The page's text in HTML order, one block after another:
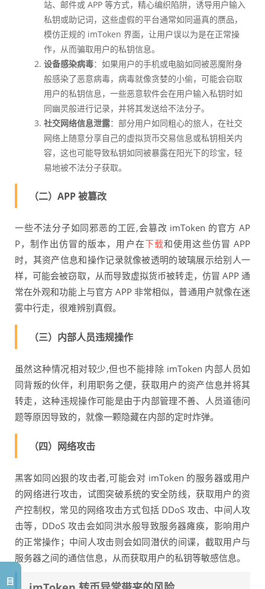
站、邮件或 APP 等方式，精心编织陷阱，诱导用户输入
私钥或助记词，这些虚假的平台通常如同逼真的赝品，
模仿正规的 imToken 界面，让用户误以为是在正常操
作，从而骗取用户的私钥信息。
设备感染病毒：如果用户的手机或电脑如同被恶魔附身
般感染了恶意病毒，病毒就像贪婪的小偷，可能会窃取
用户的私钥信息，一些恶意软件会在用户输入私钥时如
同幽灵般进行记录，并将其发送给不法分子。
社交网络信息泄露：部分用户如同粗心的旅人，在社交
网络上随意分享自己的虚拟货币交易信息或私钥相关内
容，这也可能导致私钥如同被暴露在阳光下的珍宝，轻
易地被不法分子获取。
（二）APP 被篡改
一些不法分子如同邪恶的工匠,会篡改 imToken 的官方 AP
P，制作出仿冒的版本，用户在下载和使用这些仿冒 APP
时，其资产信息和操作记录就像被透明的玻璃展示给别人一
样，可能会被窃取，从而导致虚拟货币被转走，仿冒 APP 通
常在外观和功能上与官方 APP 非常相似，普通用户就像在迷
雾中行走，很难辨别真假。
（三）内部人员违规操作
虽然这种情况相对较少,但也不能排除 imToken 内部人员如
同背叛的伙伴，利用职务之便，获取用户的资产信息并将其
转走，这种违规操作可能是由于内部管理不善、人员道德问
题等原因导致的，就像一颗隐藏在内部的定时炸弹。
（四）网络攻击
黑客如同凶狠的攻击者,可能会对 imToken 的服务器或用户
的网络进行攻击，试图突破系统的安全防线，获取用户的资
产控制权，常见的网络攻击方式包括 DDoS 攻击、中间人攻
击等，DDoS 攻击会如同洪水般导致服务器瘫痪，影响用户
的正常操作；中间人攻击则会如同潜伏的间谍，截取用户与
服务器之间的通信信息，从而获取用户的私钥等敏感信息。
目